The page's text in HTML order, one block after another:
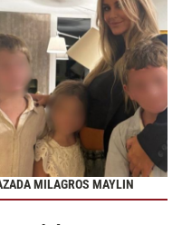
MILAGROS MAYLIN